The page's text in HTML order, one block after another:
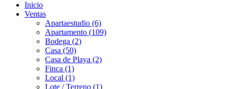
Inicio
Ventas
Apartaestudio (6)
Apartamento (109)
Bodega (2)
Casa (50)
Casa de Playa (2)
Finca (1)
Local (1)
Lote / Terreno (1)